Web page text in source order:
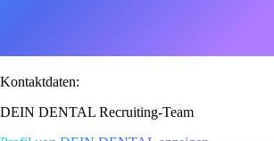
Kontaktdaten:
DEIN DENTAL Recruiting-Team